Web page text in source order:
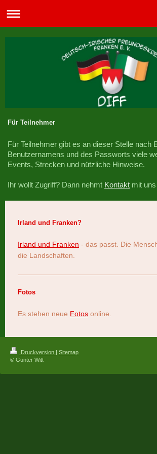
Für Teilnehmer
Für Teilnehmer gibt es an dieser Stelle nach
Benutzernamens und des Passworts viele
Events, Strecken und nützliche Hinweise.
Ihr wollt Zugriff? Dann nehmt Kontakt mit
Irland und Franken?
Irland und Franken - das passt. Die
die Landschaften.
Fotos
Es stehen neue Fotos online.
Druckversion
Sitemap
© Gunter Witt